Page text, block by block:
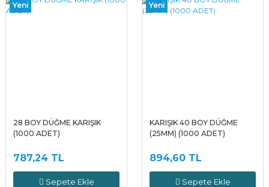
Yeni
28 BOY DÜĞME KARIŞIK
(1000 ADET)
787,24 TL
Sepete Ekle
Yeni
KARIŞIK 40 BOY DÜĞME
(25MM) (1000 ADET)
894,60 TL
Sepete Ekle